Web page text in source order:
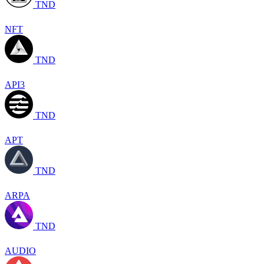
TND
NFT
TND
API3
TND
APT
TND
ARPA
TND
AUDIO